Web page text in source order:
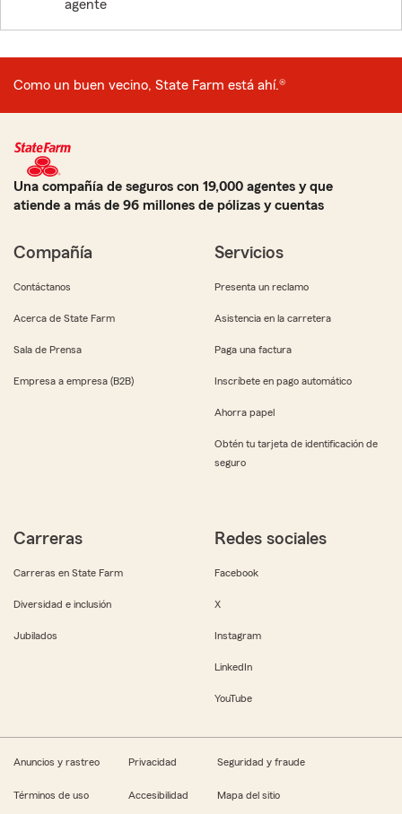
agente
Como un buen vecino, State Farm está ahí.®
Una compañía de seguros con 19,000 agentes y que
atiende a más de 96 millones de pólizas y cuentas
Compañía
Contáctanos
Acerca de State Farm
Sala de Prensa
Empresa a empresa (B2B)
Servicios
Presenta un reclamo
Asistencia en la carretera
Paga una factura
Inscríbete en pago automático
Ahorra papel
Obtén tu tarjeta de identificación de
seguro
Carreras
Carreras en State Farm
Diversidad e inclusión
Jubilados
Redes sociales
Facebook
X
Instagram
LinkedIn
YouTube
Anuncios y rastreo Privacidad Seguridad y fraude
Términos de uso Accesibilidad Mapa del sitio